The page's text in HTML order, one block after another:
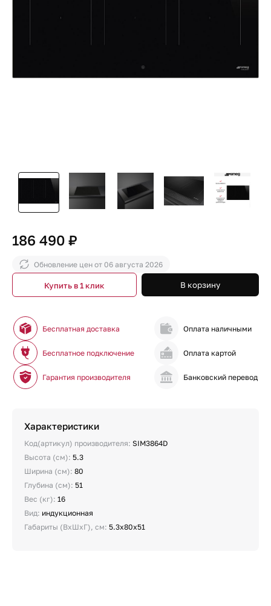
186 490 ₽
Обновление цен от 06 августа 2026
В корзину
Купить в 1 клик
Бесплатная доставка
Бесплатное подключение
Гарантия производителя
Оплата наличными
Оплата картой
Банковский перевод
Характеристики
Код(артикул) производителя: SIM3864D
Высота (см): 5.3
Ширина (см): 80
Глубина (см): 51
Вес (кг): 16
Вид: индукционная
Габариты (ВхШхГ), см: 5.3х80х51